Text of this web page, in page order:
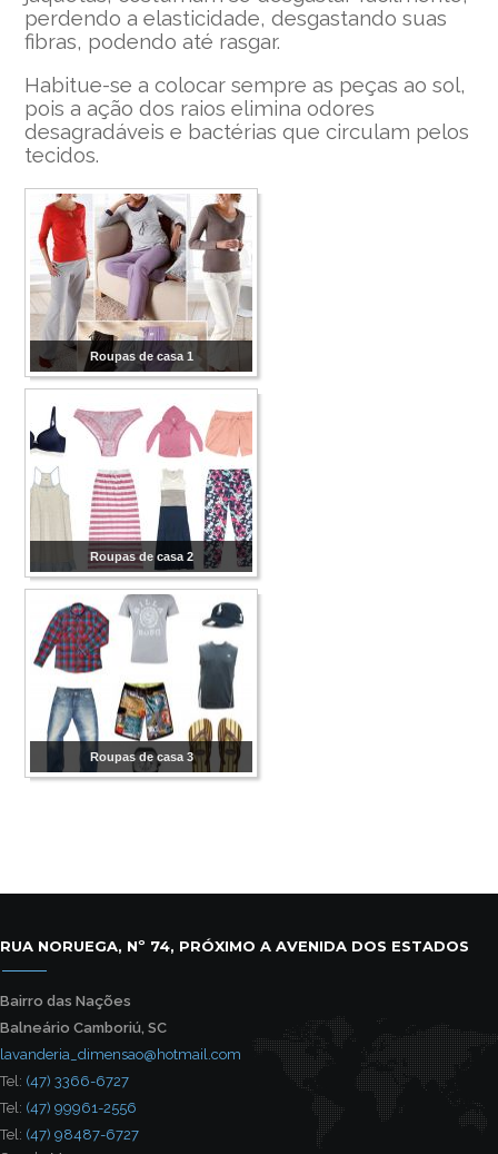
perdendo a elasticidade, desgastando suas
fibras, podendo até rasgar.
Habitue-se a colocar sempre as peças ao sol,
pois a ação dos raios elimina odores
desagradáveis e bactérias que circulam pelos
tecidos.
Roupas de casa 1
Roupas de casa 2
Roupas de casa 3
RUA NORUEGA, Nº 74, PRÓXIMO A AVENIDA DOS ESTADOS
Bairro das Nações
Balneário Camboriú, SC
lavanderia_dimensao@hotmail.com
Tel: (47) 3366-6727
Tel: (47) 99961-2556
Tel: (47) 98487-6727